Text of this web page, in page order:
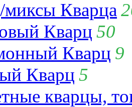
миксы Кварца
Кварц 50
Кварц 9
Кварц 5
кварцы,